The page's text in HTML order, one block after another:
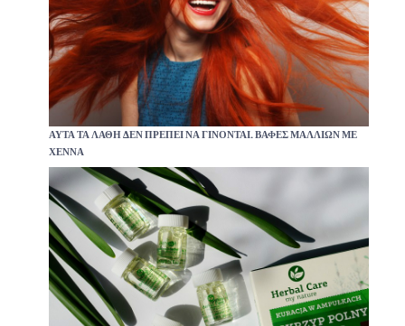
ΑΥΤΆ ΤΑ ΛΆΘΗ ΔΕΝ ΠΡΈΠΕΙ ΝΑ ΓΊΝΟΝΤΑΙ. ΒΑΦΈΣ ΜΑΛΛΙΏΝ ΜΕ
ΧΈΝΝΑ